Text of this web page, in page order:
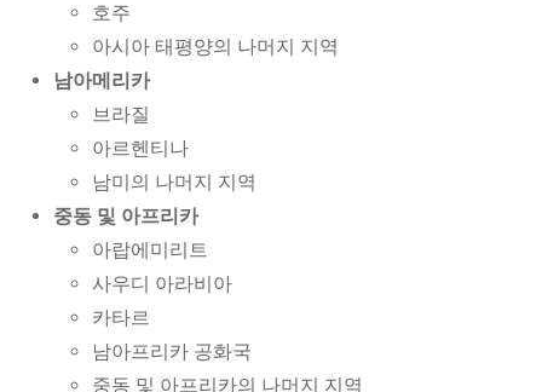
호주
아시아 태평양의 나머지 지역
남아메리카
브라질
아르헨티나
남미의 나머지 지역
중동 및 아프리카
아랍에미리트
사우디 아라비아
카타르
남아프리카 공화국
중동 및 아프리카의 나머지 지역